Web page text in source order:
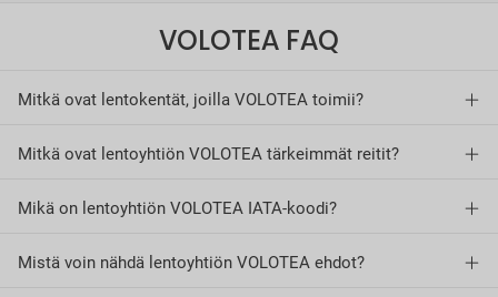
VOLOTEA FAQ
Mitkä ovat lentokentät, joilla VOLOTEA toimii?
Mitkä ovat lentoyhtiön VOLOTEA tärkeimmät reitit?
Mikä on lentoyhtiön VOLOTEA IATA-koodi?
Mistä voin nähdä lentoyhtiön VOLOTEA ehdot?